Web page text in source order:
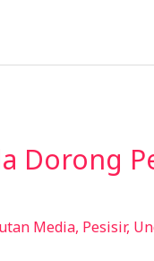
Dorong
Media, Pesisir,